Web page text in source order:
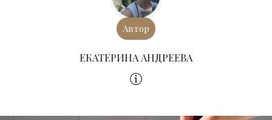
Автор
ЕКАТЕРИНА АНДРЕЕВА